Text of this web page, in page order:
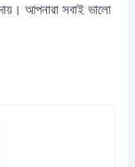
আপনারা সবাই ভালো